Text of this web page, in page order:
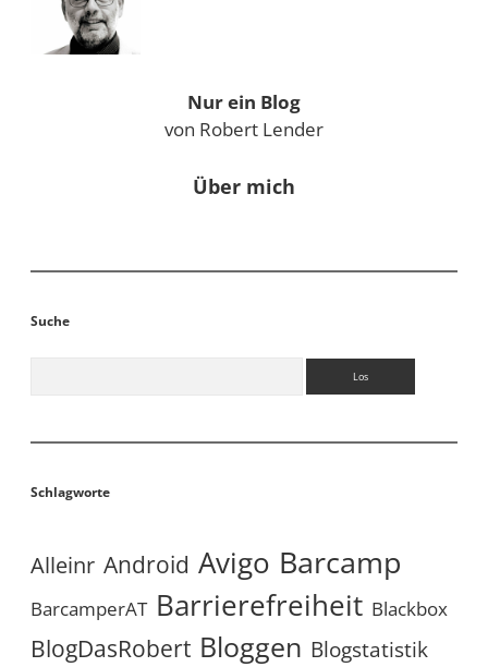
Nur ein Blog
von Robert Lender
Über mich
Suche
Schlagworte
Alleinr Android Avigo Barcamp
BarcamperAT Barrierefreiheit Blackbox
BlogDasRobert Bloggen Blogstatistik